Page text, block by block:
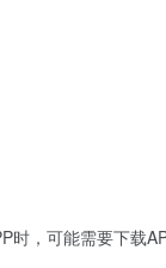
，可能需要下载